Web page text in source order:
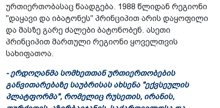
ურთიერთობასაც წაადგება. 1988 წლიდან რეგიონი
"დაყავი და იბატონეს" პრინციპით არის დაყოფილი
და მასზე გარე ძალები ბატონობენ. ასეთი
პრინციპით მართული რეგიონი ყოველთვის
სახიფათოა.
- ერდოღანმა სომხეთთან ურთიერთობების
განვითარებაზე საუბრისას ახსენა "ექვსეულის
პლატფორმა", რომელიც რუსეთის, ირანის,